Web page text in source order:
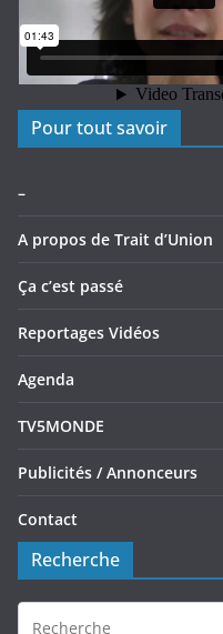
Pour tout savoir
–
A propos de Trait d’Union
Ça c’est passé
Reportages Vidéos
Agenda
TV5MONDE
Publicités / Annonceurs
Contact
Recherche